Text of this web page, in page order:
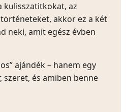
kulisszatitkokat, az
akkor ez a két
neki, amit egész évben
ajándék – hanem egy
szeret, és amiben benne